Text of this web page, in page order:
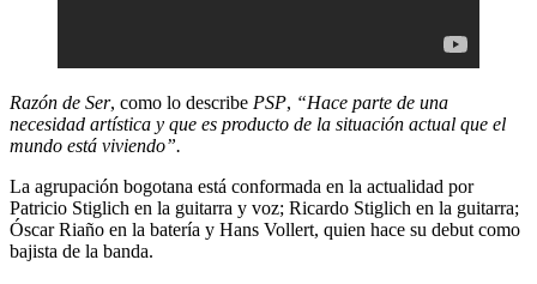
Razón de Ser, como lo describe PSP, “Hace parte de una
necesidad artística y que es producto de la situación actual que el
mundo está viviendo”.
La agrupación bogotana está conformada en la actualidad por
Patricio Stiglich en la guitarra y voz; Ricardo Stiglich en la guitarra;
Óscar Riaño en la batería y Hans Vollert, quien hace su debut como
bajista de la banda.